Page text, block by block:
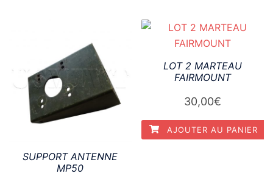
plus
ancien
SUPPORT ANTENNE
MP50
LOT 2 MARTEAU
FAIRMOUNT
30,00€
AJOUTER AU PANIER